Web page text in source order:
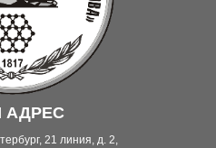
АДРЕС
21 линия, д. 2,